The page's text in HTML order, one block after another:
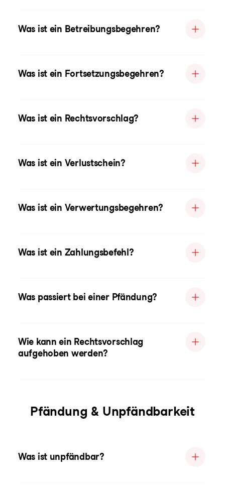
Was ist ein Betreibungsbegehren?
Was ist ein Fortsetzungsbegehren?
Was ist ein Rechtsvorschlag?
Was ist ein Verlustschein?
Was ist ein Verwertungsbegehren?
Was ist ein Zahlungsbefehl?
Was passiert bei einer Pfändung?
Wie kann ein Rechtsvorschlag
aufgehoben werden?
Pfändung & Unpfändbarkeit
Was ist unpfändbar?